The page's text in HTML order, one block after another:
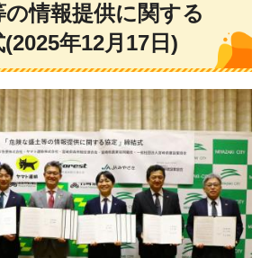
情報提供に関する
年12月17日)